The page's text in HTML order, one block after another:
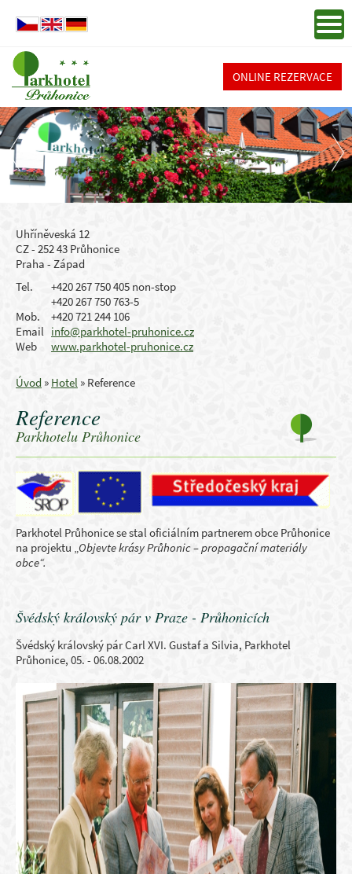
ONLINE REZERVACE
Uhříněveská 12
CZ - 252 43 Průhonice
Praha - Západ
Tel.
+420 267 750 405 non-stop
+420 267 750 763-5
Mob.
+420 721 244 106
Email info@parkhotel-pruhonice.cz
Web
www.parkhotel-pruhonice.cz
Úvod » Hotel » Reference
Reference
Parkhotelu Průhonice
Parkhotel Průhonice se stal oficiálním partnerem obce Průhonice
na projektu „Objevte krásy Průhonic – propagační materiály
obce“.
Švédský královský pár v Praze - Průhonicích
Švédský královský pár Carl XVI. Gustaf a Silvia, Parkhotel
Průhonice, 05. - 06.08.2002